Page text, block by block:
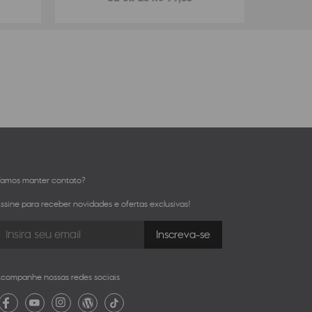
manter contato?
para receber novidades e ofertas exclusivas!
nossas redes sociais